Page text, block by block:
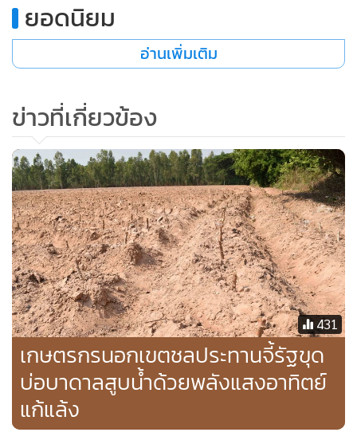
หมัก การปรับปรุงดินด้วยปุ๋ยพืชสด การใช้สารชีวภัณฑ์ในการ
จัดการศัตรูพืช การจัดการแหล่งน้ำ และการทำแนวกันชน ซึ่งส่ง
ผลดีต่อคุณภาพดิน ผลผลิต สิ่งแวดล้อม ตลอดจนสุขภาพของ
ในการผลิต เช่น ขาดเงินทุน อายุมาก ขาดแคลนแรงงานและ
แหล่งน้ำไม่เอื้ออำนวย
ส่วนด้านผลผลิต พบว่าผลผลิตข้าวอินทรีย์ของเกษตรกรที่ปรับ
เปลี่ยนเป็นรูปแบบอินทรีย์ในปีแรกจะลดลงเหลือ 304 กิโลกรัม
ต่อไร่เนื่องจากหยุดใช้สารเคมี แต่ในปี 2562 ซึ่งเป็นปีที่ 3 ที่เข้าสู่
อินทรีย์อย่างเต็มตัว จะได้รับผลผลิตเพิ่มขึ้นเป็น 376 กิโลกรัมต่อ
ไร่ เนื่องจากพื้นดินได้รับการฟื้นฟู และปรับสภาพจากเคมีเป็น
อินทรีย์ มีการปรับปรุงดินอย่างต่อเนื่อง ควบคู่กับการจัดการศัตรู
พืชแบบชีวภาพ ทำให้ผลผลิตเพิ่มขึ้นจากเดิม สำหรับราคา
จำหน่ายที่เกษตรกรได้รับโดยเฉลี่ย พบว่าไม่ค่อยผันผวนและมี
ราคาสูงกว่าข้าวที่ผลิตแบบทั่วไปประมาณ 1,500-2,000 บาทต่อ
ตัน ซึ่งขึ้นอยู่กับคุณภาพของข้าว และกำหนดชนิดข้าวในการรับ
ซื้อของโรงสี ขณะที่การแปรรูปเพื่อเพิ่มมูลค่า ขณะนี้มีกลุ่ม
เกษตรกรบางพื้นที่เริ่มสนใจที่จะแปรรูปผลผลิตข้าวเปลือกเป็น
ยอดนิยม
อ่านเพิ่มเติม
ข่าวที่เกี่ยวข้อง
431
เกษตรกรนอกเขตชลประทานจี้รัฐขุด
บ่อบาดาลสูบน้ำด้วยพลังแสงอาทิตย์
แก้แล้ง